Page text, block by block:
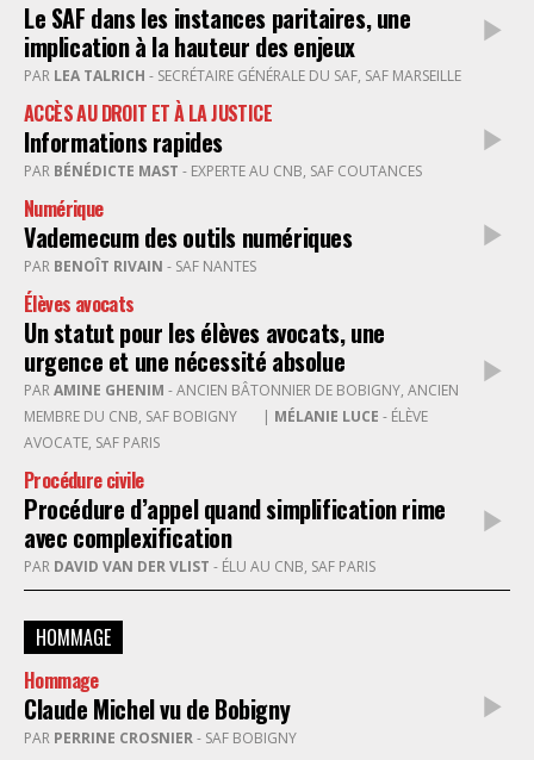
Le SAF dans les instances paritaires, une
implication à la hauteur des enjeux
PAR LEA TALRICH - SECRÉTAIRE GÉNÉRALE DU SAF, SAF MARSEILLE
ACCÈS AU DROIT ET À LA JUSTICE
Informations rapides
PAR BÉNÉDICTE MAST - EXPERTE AU CNB, SAF COUTANCES
Numérique
Vademecum des outils numériques
PAR BENOÎT RIVAIN - SAF NANTES
Élèves avocats
Un statut pour les élèves avocats, une
urgence et une nécessité absolue
PARAMINE GHENIM
MEMBRE DU CNB, SAF BOBIGNY
| MÉLANIE LUCE
AVOCATE, SAF PARIS
Procédure civile
Procédure d’appel quand simplification rime
avec complexification
PAR DAVID VAN DER VLIST - ÉLU AU CNB, SAF PARIS
HOMMAGE
Hommage
Claude Michel vu de Bobigny
PAR PERRINE CROSNIER- SAF BOBIGNY